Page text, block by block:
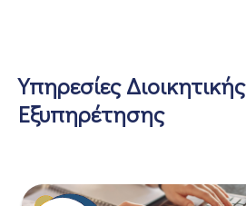
Υπηρεσίες Διοικητικής
Εξυπηρέτησης